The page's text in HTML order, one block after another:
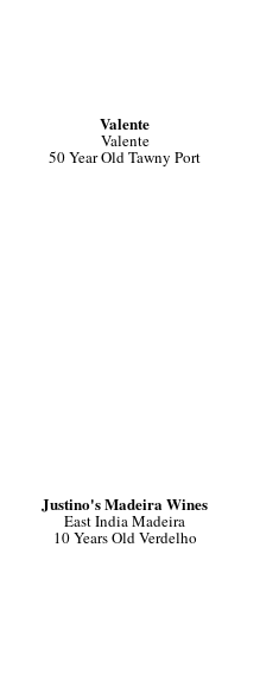
Valente
Valente
50 Year Old Tawny Port
Justino's Madeira Wines
East India Madeira
10 Years Old Verdelho